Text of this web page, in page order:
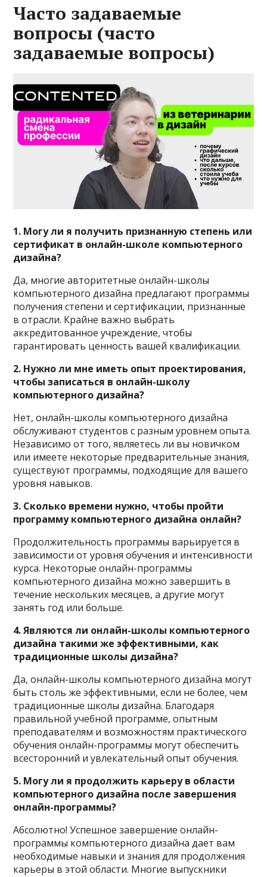
Часто задаваемые
вопросы (часто
задаваемые вопросы)
1. Могу ли я получить признанную степень или
сертификат в онлайн-школе компьютерного
дизайна?
Да, многие авторитетные онлайн-школы
компьютерного дизайна предлагают программы
получения степени и сертификации, признанные
в отрасли. Крайне важно выбрать
аккредитованное учреждение, чтобы
гарантировать ценность вашей квалификации.
2. Нужно ли мне иметь опыт проектирования,
чтобы записаться в онлайн-школу
компьютерного дизайна?
Нет, онлайн-школы компьютерного дизайна
обслуживают студентов с разным уровнем опыта.
Независимо от того, являетесь ли вы новичком
или имеете некоторые предварительные знания,
существуют программы, подходящие для вашего
уровня навыков.
3. Сколько времени нужно, чтобы пройти
программу компьютерного дизайна онлайн?
Продолжительность программы варьируется в
зависимости от уровня обучения и интенсивности
курса. Некоторые онлайн-программы
компьютерного дизайна можно завершить в
течение нескольких месяцев, а другие могут
занять год или больше.
4. Являются ли онлайн-школы компьютерного
дизайна такими же эффективными, как
традиционные школы дизайна?
Да, онлайн-школы компьютерного дизайна могут
быть столь же эффективными, если не более, чем
традиционные школы дизайна. Благодаря
правильной учебной программе, опытным
преподавателям и возможностям практического
обучения онлайн-программы могут обеспечить
всесторонний и увлекательный опыт обучения.
5. Могу ли я продолжить карьеру в области
компьютерного дизайна после завершения
онлайн-программы?
Абсолютно! Успешное завершение онлайн-
программы компьютерного дизайна дает вам
необходимые навыки и знания для продолжения
карьеры в этой области. Многие выпускники